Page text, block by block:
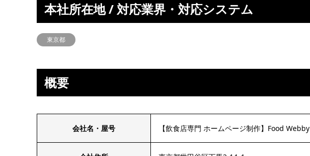
本社所在地 / 対応業界・対応システム
東京都
概要
会社名・屋号 【飲食店専門 ホームページ制作】Food Webby